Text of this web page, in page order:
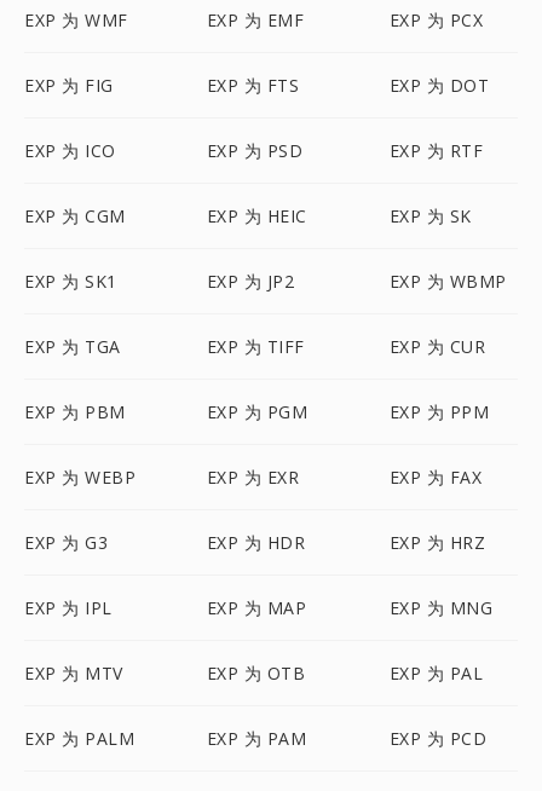
EXP 为 WMF EXP 为 EMF EXP 为 PCX
EXP 为 FIG EXP 为 FTS EXP 为 DOT
EXP 为 ICO EXP 为 PSD EXP 为 RTF
EXP 为 CGM EXP 为 HEIC EXP 为 SK
EXP 为 SK1 EXP 为 JP2 EXP 为 WBMP
EXP 为 TGA EXP 为 TIFF EXP 为 CUR
EXP 为 PBM EXP 为 PGM EXP 为 PPM
EXP 为 WEBP EXP 为 EXR EXP 为 FAX
EXP 为 G3 EXP 为 HDR EXP 为 HRZ
EXP 为 IPL EXP 为 MAP EXP 为 MNG
EXP 为 MTV EXP 为 OTB EXP 为 PAL
EXP 为 PALM EXP 为 PAM EXP 为 PCD